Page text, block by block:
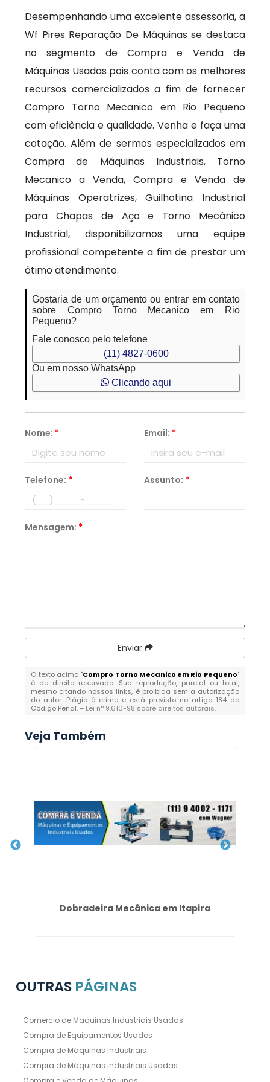
Desempenhando uma excelente assessoria, a
Wf Pires Reparação De Máquinas se destaca
no segmento de Compra e Venda de
Máquinas Usadas pois conta com os melhores
recursos comercializados a fim de fornecer
Compro Torno Mecanico em Rio Pequeno
com eficiência e qualidade. Venha e faça uma
cotação. Além de sermos especializados em
Compra de Máquinas Industriais, Torno
Mecanico a Venda, Compra e Venda de
Máquinas Operatrizes, Guilhotina Industrial
para Chapas de Aço e Torno Mecânico
Industrial, disponibilizamos uma equipe
profissional competente a fim de prestar um
ótimo atendimento.
Gostaria de um orçamento ou entrar em contato
sobre Compro Torno Mecanico em Rio
Pequeno?
Fale conosco pelo telefone
(11) 4827-0600
Ou em nosso WhatsApp
Clicando aqui
Nome: * Email: *
Telefone: * Assunto: *
Mensagem: *
Enviar
O texto acima "Compro Torno Mecanico em Rio Pequeno"
é de direito reservado. Sua reprodução, parcial ou total,
mesmo citando nossos links, é proibida sem a autorização
do autor. Plágio é crime e está previsto no artigo 184 do
Código Penal. – Lei n° 9.610-98 sobre direitos autorais.
Veja Também
Dobradeira Mecânica em Itapira
OUTRAS PÁGINAS
Comercio de Maquinas Industriais Usadas
Compra de Equipamentos Usados
Compra de Máquinas Industriais
Compra de Máquinas Industriais Usadas